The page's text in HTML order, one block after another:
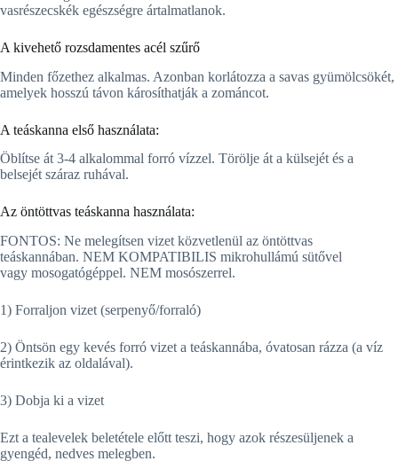
vasrészecskék egészségre ártalmatlanok.
A kivehető rozsdamentes acél szűrő
Minden főzethez alkalmas. Azonban korlátozza a savas gyümölcsökét,
amelyek hosszú távon károsíthatják a zománcot.
A teáskanna első használata:
Öblítse át 3-4 alkalommal forró vízzel. Törölje át a külsejét és a
belsejét száraz ruhával.
Az öntöttvas teáskanna használata:
FONTOS: Ne melegítsen vizet közvetlenül az öntöttvas
teáskannában. NEM KOMPATIBILIS mikrohullámú sütővel
vagy mosogatógéppel. NEM mosószerrel.
1) Forraljon vizet (serpenyő/forraló)
2) Öntsön egy kevés forró vizet a teáskannába, óvatosan rázza (a víz
érintkezik az oldalával).
3) Dobja ki a vizet
Ezt a tealevelek beletétele előtt teszi, hogy azok részesüljenek a
gyengéd, nedves melegben.